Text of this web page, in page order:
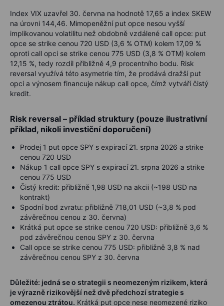
Index VIX uzavřel 30. června na hodnotě 17,65 a index SKEW
na úrovni 144,46. Mimopeněžní put opce nesou vyšší
implikovanou volatilitu než obdobně vzdálené call opce: put
opce se strike cenou 720 USD (3,6 % OTM) kolem 17,09 %
oproti call opci se strike cenou 775 USD (3,8 % OTM) kolem
12,15 %, tedy rozdíl přibližně 4,9 procentního bodu. Risk
reversal využívá této asymetrie tím, že prodává dražší put
opci a výnosem financuje nákup call opce, čímž vytváří čistý
kredit.
Risk reversal – příklad struktury (pouze ilustrativní
příklad, nikoli investiční doporučení)
Prodej 1 put opce SPY s expirací 21. srpna 2026 a strike
cenou 720 USD
Nákup 1 call opce SPY s expirací 21. srpna 2026 a strike
cenou 775 USD
Čistý kredit: přibližně 1,98 USD na akcii (~198 USD na
kontrakt)
Spodní bod zvratu: přibližně 718,01 USD (~3,8 % pod
závěrečnou cenou z 30. června)
Krátká put opce se strike cenou 720 USD: přibližně 3,6 %
pod závěrečnou cenou SPY z 30. června
Call opce se strike cenou 775 USD: přibližně 3,8 % nad
závěrečnou cenou SPY z 30. června
Důležité: jedná se o strategii s neomezeným rizikem, která
je výrazně rizikovější než dvě předchozí strategie s
omezenou ztrátou. Krátká put opce nese neomezené riziko